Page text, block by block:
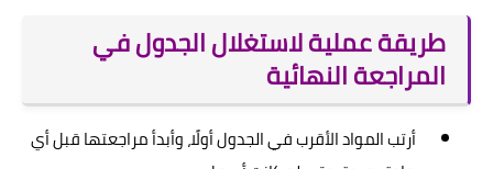
طريقة عملية لاستغلال الجدول في
المراجعة النهائية
أرتب المواد الأقرب في الجدول أولًا، وأبدأ مراجعتها قبل أي